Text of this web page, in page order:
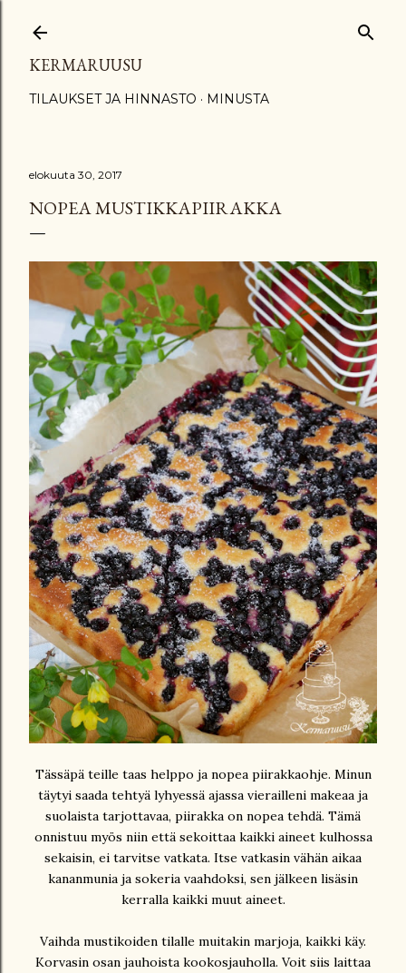
KERMARUUSU
TILAUKSET JA HINNASTO MINUSTA
elokuuta 30, 2017
NOPEA MUSTIKKAPIIRAKKA
Tässäpä teille taas helppo ja nopea piirakkaohje. Minun
täytyi saada tehtyä lyhyessä ajassa vierailleni makeaa ja
suolaista tarjottavaa, piirakka on nopea tehdä. Tämä
onnistuu myös niin että sekoittaa kaikki aineet kulhossa
sekaisin, ei tarvitse vatkata. Itse vatkasin vähän aikaa
kananmunia ja sokeria vaahdoksi, sen jälkeen lisäsin
kerralla kaikki muut aineet.
Vaihda mustikoiden tilalle muitakin marjoja, kaikki käy.
Korvasin osan jauhoista kookosjauholla. Voit siis laittaa